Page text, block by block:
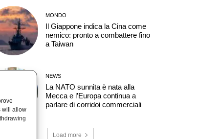
will allow
MONDO
Il Giappone indica la Cina come
nemico: pronto a combattere fino
a Taiwan
NEWS
La NATO sunnita è nata alla
Mecca e l’Europa continua a
parlare di corridoi commerciali
Load more